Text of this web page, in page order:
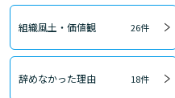
組織風土・価値観 26件
辞めなかった理由 18件